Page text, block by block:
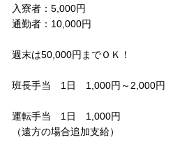
入寮者：5,000円​
通勤者：10,000円
週末は50,000円までＯＫ！
班長手当 1日 1,000円～2,000円
運転手当 1日 1,000円
（遠方の場合追加支給）